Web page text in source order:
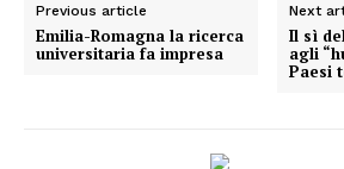
Previous article
Emilia-Romagna la ricerca
universitaria fa impresa
Next
Il sì
agli
Paesi